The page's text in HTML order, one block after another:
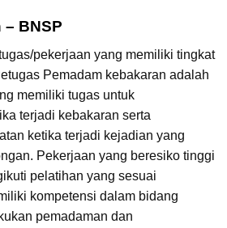
BNSP
pekerjaan yang memiliki tingkat
Pemadam kebakaran adalah
memiliki tugas untuk
terjadi kebakaran serta
ketika terjadi kejadian yang
Pekerjaan yang beresiko tinggi
pelatihan yang sesuai
kompetensi dalam bidang
pemadaman dan